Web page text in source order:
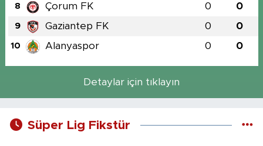
8 Çorum FK 0 0
9 Gaziantep FK 0 0
10 Alanyaspor 0 0
Detaylar için tıklayın
Süper Lig Fikstür